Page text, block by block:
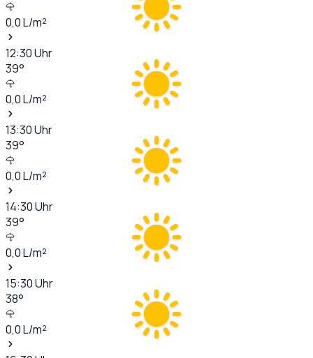
0,0L/m²
12:30Uhr
39°
0,0L/m²
13:30Uhr
39°
0,0L/m²
14:30Uhr
39°
0,0L/m²
15:30Uhr
38°
0,0L/m²